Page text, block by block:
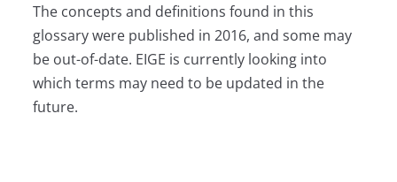
The concepts and definitions found in this
glossary were published in 2016, and some may
be out-of-date. EIGE is currently looking into
which terms may need to be updated in the
future.